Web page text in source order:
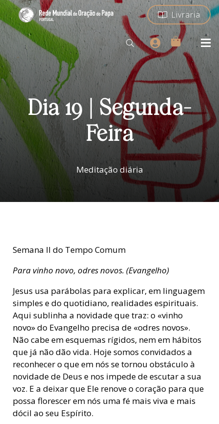
Livraria
Dia 19 | Segunda-
Feira
Meditação diária
Semana II do Tempo Comum
Para vinho novo, odres novos. (Evangelho)
Jesus usa parábolas para explicar, em linguagem
simples e do quotidiano, realidades espirituais.
Aqui sublinha a novidade que traz: o «vinho
novo» do Evangelho precisa de «odres novos».
Não cabe em esquemas rígidos, nem em hábitos
que já não dão vida. Hoje somos convidados a
reconhecer o que em nós se tornou obstáculo à
novidade de Deus e nos impede de escutar a sua
voz. E a deixar que Ele renove o coração para que
possa florescer em nós uma fé mais viva e mais
dócil ao seu Espírito.